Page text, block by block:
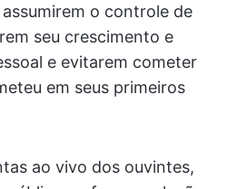
o controle de
seu crescimento e
e evitarem cometer
em seus primeiros
ao vivo dos ouvintes,